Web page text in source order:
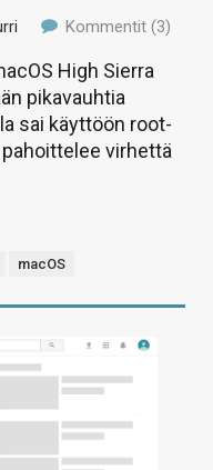
Kommentit (3)
High Sierra
pikavauhtia
sai käyttöön root-
virhettä
macOS